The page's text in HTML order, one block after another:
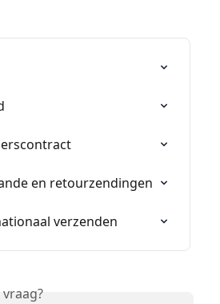
en retourzendingen
verzenden